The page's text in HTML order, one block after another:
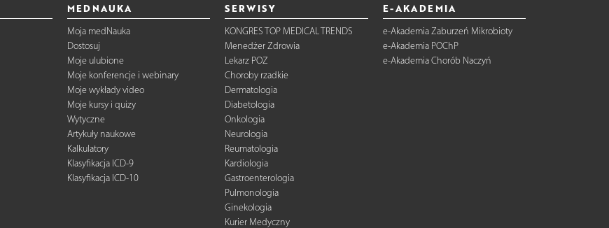
MEDNAUKA
Moja medNauka
Dostosuj
Moje ulubione
Moje konferencje i webinary
Moje wykłady video
Moje kursy i quizy
Wytyczne
Artykuły naukowe
Kalkulatory
Klasyfikacja ICD-9
Klasyfikacja ICD-10
SERWISY
KONGRES TOP MEDICAL TRENDS
Menedżer Zdrowia
Lekarz POZ
Choroby rzadkie
Dermatologia
Diabetologia
Onkologia
Neurologia
Reumatologia
Kardiologia
Gastroenterologia
Pulmonologia
Ginekologia
Kurier Medyczny
E-AKADEMIA
e-Akademia Zaburzeń Mikrobioty
e-Akademia POChP
e-Akademia Chorób Naczyń